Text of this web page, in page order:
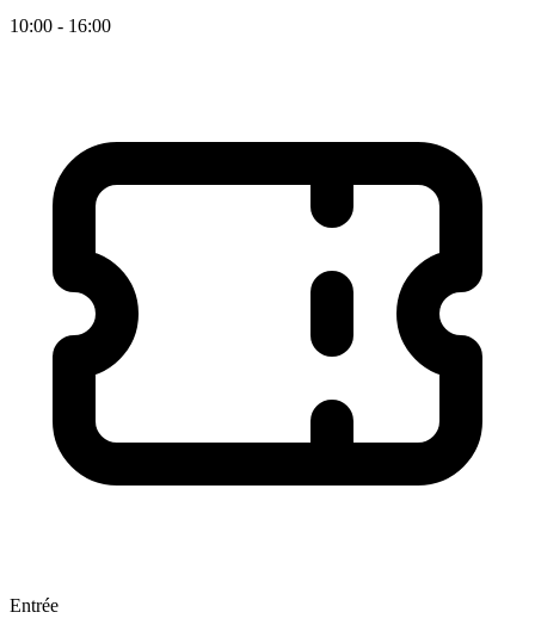
10:00 - 16:00
Entrée